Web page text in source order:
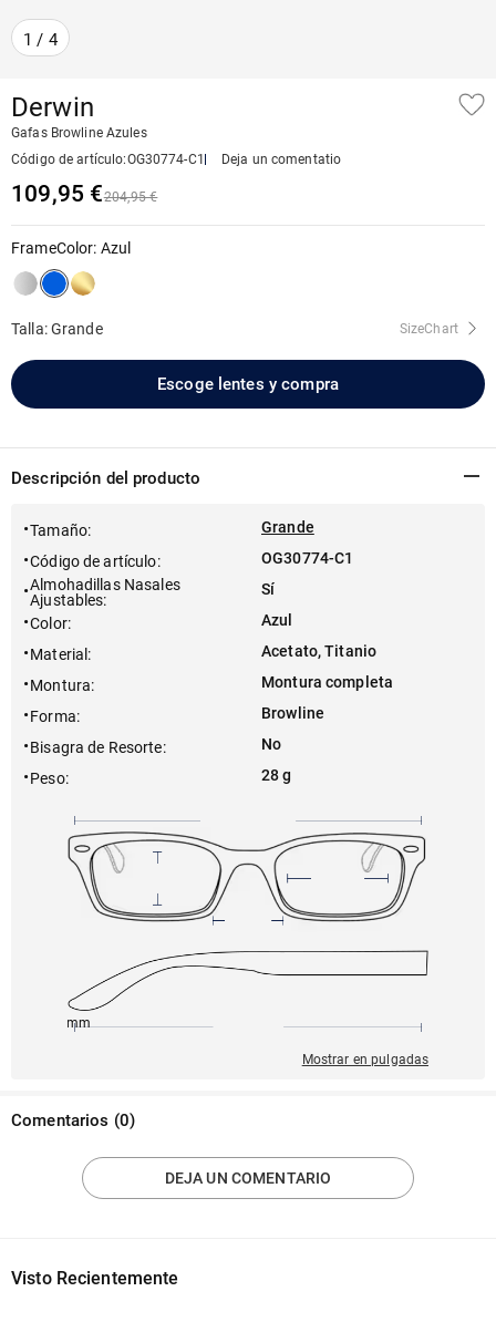
1 / 4
Derwin
Gafas Browline Azules
Código de artículo:OG30774-C1 Deja un comentatio
109,95 €204,95 €
FrameColor: Azul
Talla: Grande SizeChart
Escoge lentes y compra
Descripción del producto
Tamaño:
Grande
Código de artículo:
OG30774-C1
Almohadillas Nasales
Ajustables:
Sí
Color:
Azul
Material :
Acetato, Titanio
Montura:
Montura completa
Forma:
Browline
Bisagra de Resorte:
No
Peso: 28 g
150mm
Mostrar en pulgadas
Comentarios (0)
DEJA UN COMENTARIO
Visto Recientemente